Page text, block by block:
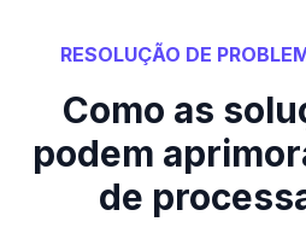
RESOLUÇÃO DE
Como as
podem
de